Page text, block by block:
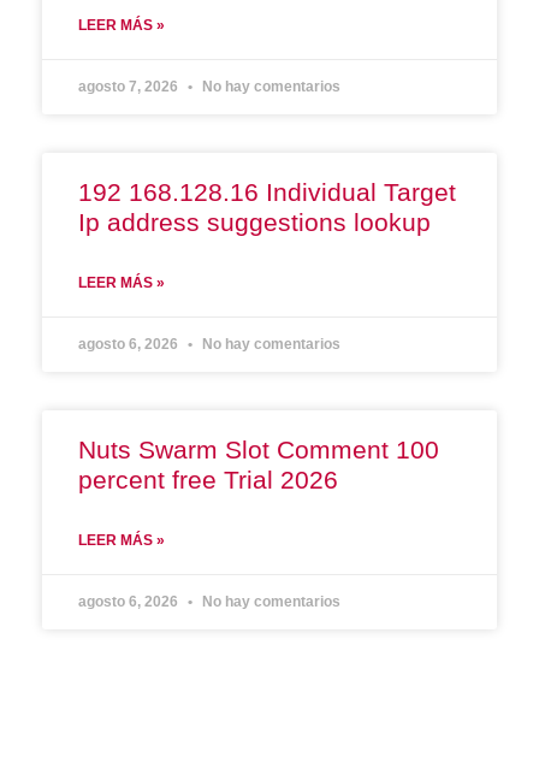
LEER MÁS »
agosto 7, 2026 No hay comentarios
192 168.128.16 Individual Target
Ip address suggestions lookup
LEER MÁS »
agosto 6, 2026 No hay comentarios
Nuts Swarm Slot Comment 100
percent free Trial 2026
LEER MÁS »
agosto 6, 2026 No hay comentarios